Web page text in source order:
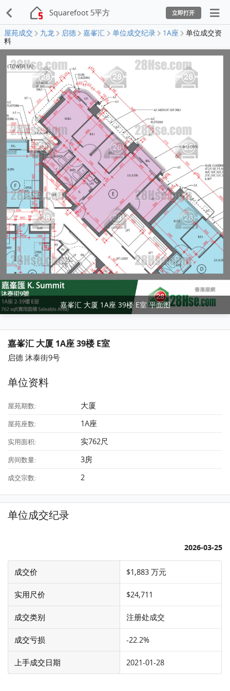
Squarefoot 5平方 立即打开
屋苑成交 九龙 启德 嘉峯汇 单位成交纪录 1A座
单位成交资
料
嘉峯汇 大厦 1A座 39楼 E室 平面图
嘉峯汇 大厦 1A座 39楼 E室
启德 沐泰街9号
单位资料
屋苑期数: 大厦
屋苑座数: 1A座
实用面积: 实762尺
房间数量: 3房
成交宗数: 2
单位成交纪录
2026-03-25
成交价 $1,883 万元
实用尺价 $24,711
成交类别 注册处成交
成交亏损 -22.2%
上手成交日期 2021-01-28